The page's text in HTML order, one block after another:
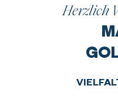
Herzlich